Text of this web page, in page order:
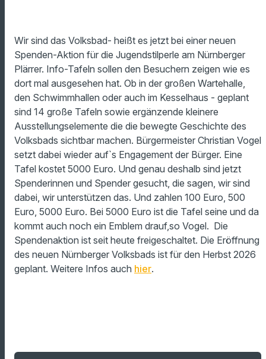
Wir sind das Volksbad- heißt es jetzt bei einer neuen
Spenden-Aktion für die Jugendstilperle am Nürnberger
Plärrer. Info-Tafeln sollen den Besuchern zeigen wie es
dort mal ausgesehen hat. Ob in der großen Wartehalle,
den Schwimmhallen oder auch im Kesselhaus - geplant
sind 14 große Tafeln sowie ergänzende kleinere
Ausstellungselemente die die bewegte Geschichte des
Volksbads sichtbar machen. Bürgermeister Christian Vogel
setzt dabei wieder auf`s Engagement der Bürger. Eine
Tafel kostet 5000 Euro. Und genau deshalb sind jetzt
Spenderinnen und Spender gesucht, die sagen, wir sind
dabei, wir unterstützen das. Und zahlen 100 Euro, 500
Euro, 5000 Euro. Bei 5000 Euro ist die Tafel seine und da
kommt auch noch ein Emblem drauf,so Vogel. Die
Spendenaktion ist seit heute freigeschaltet. Die Eröffnung
des neuen Nürnberger Volksbads ist für den Herbst 2026
geplant. Weitere Infos auch hier.